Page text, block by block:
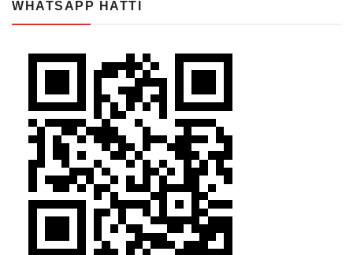
WHATSAPP HATTI